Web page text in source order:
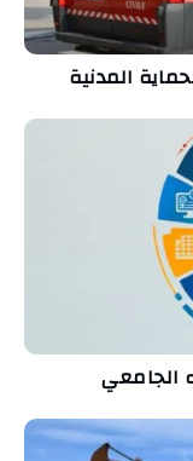
المدنية
الجامعي